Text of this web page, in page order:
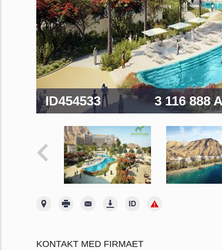
ID454533 3 116 888
KONTAKT MED FIRMAET